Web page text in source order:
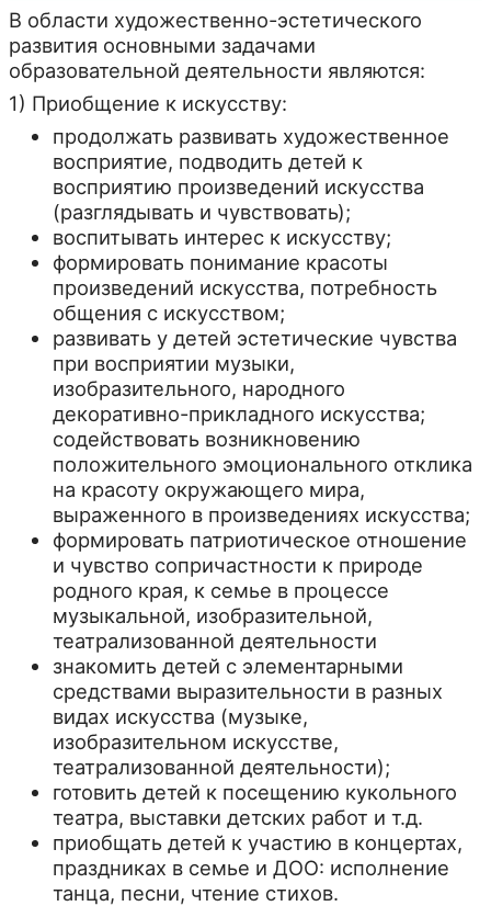
В области художественно-эстетического
развития основными задачами
образовательной деятельности являются:
1) Приобщение к искусству:
продолжать развивать художественное
восприятие, подводить детей к
восприятию произведений искусства
(разглядывать и чувствовать);
воспитывать интерес к искусству;
формировать понимание красоты
произведений искусства, потребность
общения с искусством;
развивать у детей эстетические чувства
при восприятии музыки,
изобразительного, народного
декоративно-прикладного искусства;
содействовать возникновению
положительного эмоционального отклика
на красоту окружающего мира,
выраженного в произведениях искусства;
формировать патриотическое отношение
и чувство сопричастности к природе
родного края, к семье в процессе
музыкальной, изобразительной,
театрализованной деятельности
знакомить детей с элементарными
средствами выразительности в разных
видах искусства (музыке,
изобразительном искусстве,
театрализованной деятельности);
готовить детей к посещению кукольного
театра, выставки детских работ и т.д.
приобщать детей к участию в концертах,
праздниках в семье и ДОО: исполнение
танца, песни, чтение стихов.